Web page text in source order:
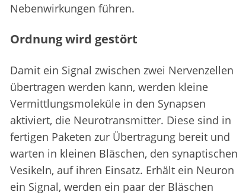
Nebenwirkungen führen.
Ordnung wird gestört
Damit ein Signal zwischen zwei Nervenzellen
übertragen werden kann, werden kleine
Vermittlungsmoleküle in den Synapsen
aktiviert, die Neurotransmitter. Diese sind in
fertigen Paketen zur Übertragung bereit und
warten in kleinen Bläschen, den synaptischen
Vesikeln, auf ihren Einsatz. Erhält ein Neuron
ein Signal, werden ein paar der Bläschen